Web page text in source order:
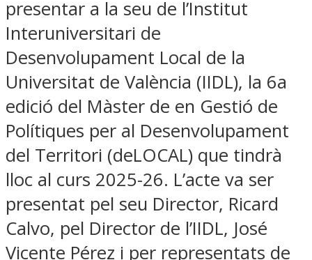
presentar a la seu de l’Institut
Interuniversitari de
Desenvolupament Local de la
Universitat de València (IIDL), la 6a
edició del Màster de en Gestió de
Polítiques per al Desenvolupament
del Territori (deLOCAL) que tindrà
lloc al curs 2025-26. L’acte va ser
presentat pel seu Director, Ricard
Calvo, pel Director de l’IIDL, José
Vicente Pérez i per representats de